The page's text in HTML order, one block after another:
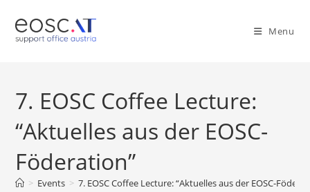
Menu
7. EOSC Coffee Lecture:
“Aktuelles aus der EOSC-
Föderation”
> Events > 7. EOSC Coffee Lecture: “Aktuelles aus der EOSC-